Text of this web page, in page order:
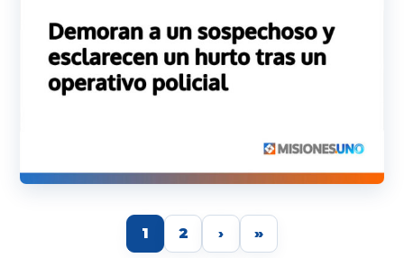
1 2 › »